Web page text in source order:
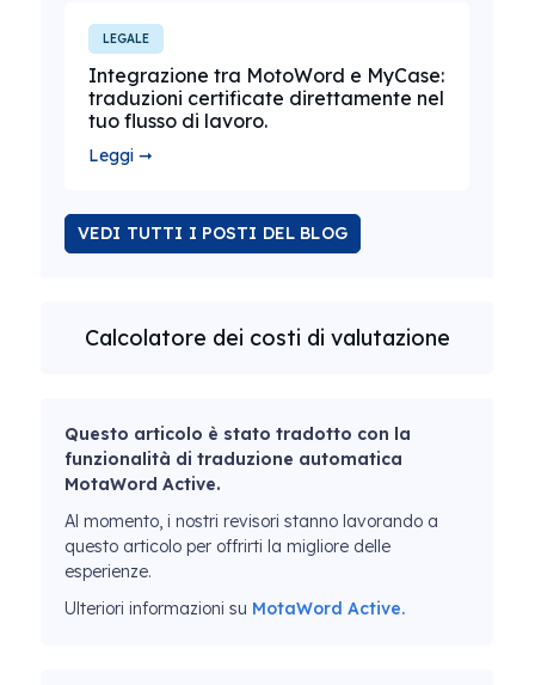
LEGALE
Integrazione tra MotoWord e MyCase:
traduzioni certificate direttamente nel
tuo flusso di lavoro.
Leggi ➞
VEDI TUTTI I POSTI DEL BLOG
Calcolatore dei costi di valutazione
Questo articolo è stato tradotto con la
funzionalità di traduzione automatica
MotaWord Active.
Al momento, i nostri revisori stanno lavorando a
questo articolo per offrirti la migliore delle
esperienze.
Ulteriori informazioni su MotaWord Active.